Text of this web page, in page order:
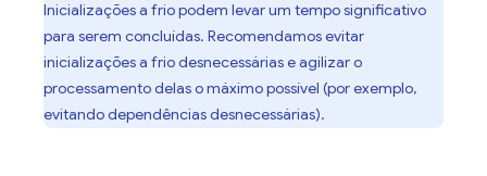
Inicializações a frio podem levar um tempo significativo
para serem concluídas. Recomendamos evitar
inicializações a frio desnecessárias e agilizar o
processamento delas o máximo possível (por exemplo,
evitando dependências desnecessárias).